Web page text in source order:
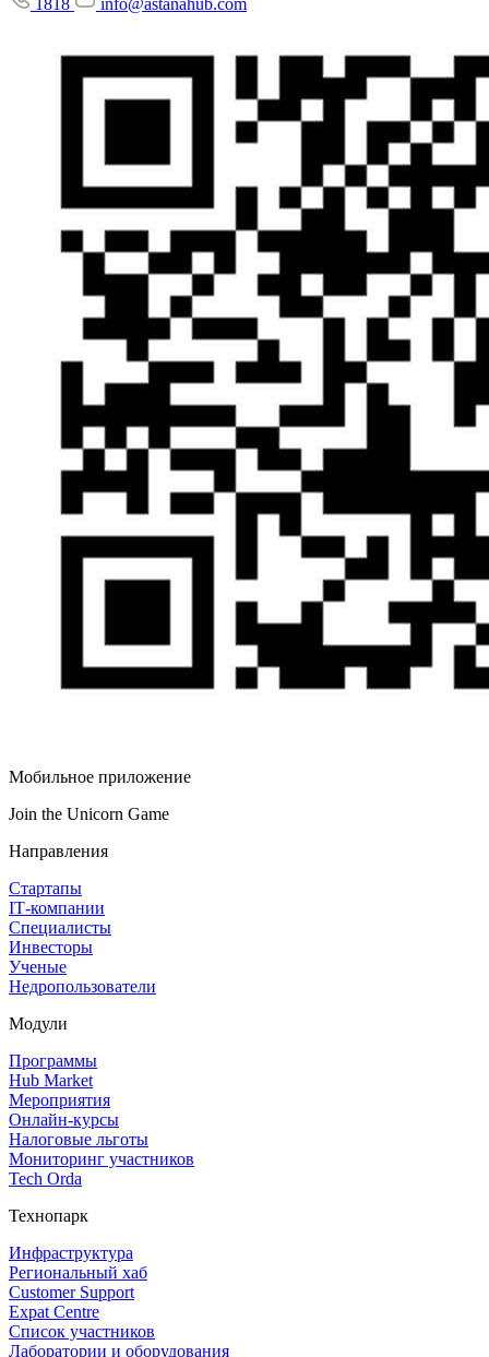
Мобильное приложение
Join the Unicorn Game
Направления
Стартапы
IT‑компании
Специалисты
Инвесторы
Ученые
Недропользователи
Модули
Программы
Hub Market
Мероприятия
Онлайн‑курсы
Налоговые льготы
Мониторинг участников
Tech Orda
Технопарк
Инфраструктура
Региональный хаб
Customer Support
Expat Centre
Список участников
Лаборатории и оборудования